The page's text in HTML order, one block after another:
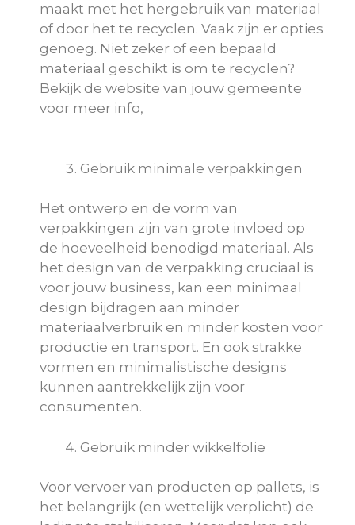
maakt met het hergebruik van materiaal
of door het te recyclen. Vaak zijn er opties
genoeg. Niet zeker of een bepaald
materiaal geschikt is om te recyclen?
Bekijk de website van jouw gemeente
voor meer info,
Gebruik minimale verpakkingen
Het ontwerp en de vorm van
verpakkingen zijn van grote invloed op
de hoeveelheid benodigd materiaal. Als
het design van de verpakking cruciaal is
voor jouw business, kan een minimaal
design bijdragen aan minder
materiaalverbruik en minder kosten voor
productie en transport. En ook strakke
vormen en minimalistische designs
kunnen aantrekkelijk zijn voor
consumenten.
Gebruik minder wikkelfolie
Voor vervoer van producten op pallets, is
het belangrijk (en wettelijk verplicht) de